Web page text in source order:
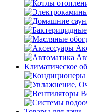
Климатическое